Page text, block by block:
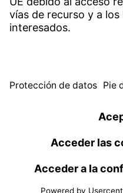
Centro de
Descargar software
©
nederlands
english
Pie de imprenta